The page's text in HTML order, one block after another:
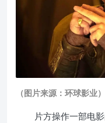
（图片来源：环球影业）
片方操作一部电